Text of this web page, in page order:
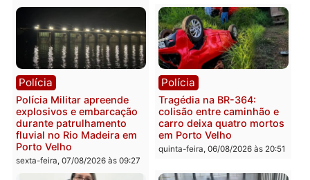
sexta-feira, 07/08/2026 às 09:40
sexta-feira, 07/08/2026 às
Polícia
Polícia Civil deflagra
operação contra facção
criminosa que atacava
provedores de internet em
Polícia
Homem é encontrado
morto em residência no
sexta-feira, 07/08/2026 às